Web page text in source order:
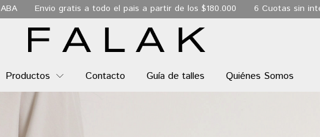
a todo el pais a partir de los $180.000 6 Cuotas sin interés Envio
Productos Contacto Guía de talles Quiénes Somos